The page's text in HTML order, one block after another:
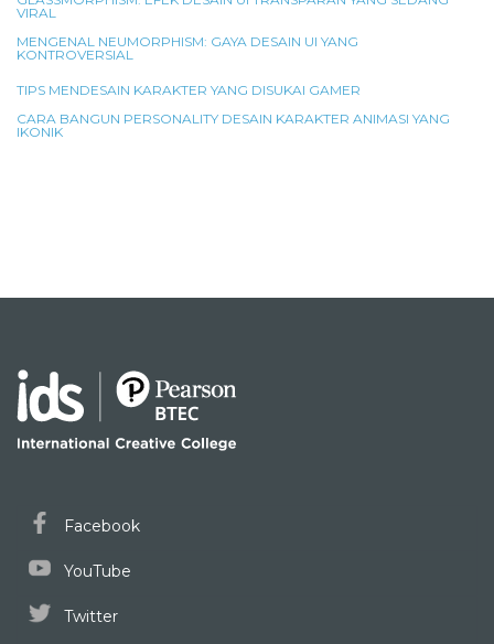
VIRAL
MENGENAL NEUMORPHISM: GAYA DESAIN UI YANG
KONTROVERSIAL
TIPS MENDESAIN KARAKTER YANG DISUKAI GAMER
CARA BANGUN PERSONALITY DESAIN KARAKTER ANIMASI YANG
IKONIK
Facebook
YouTube
Twitter